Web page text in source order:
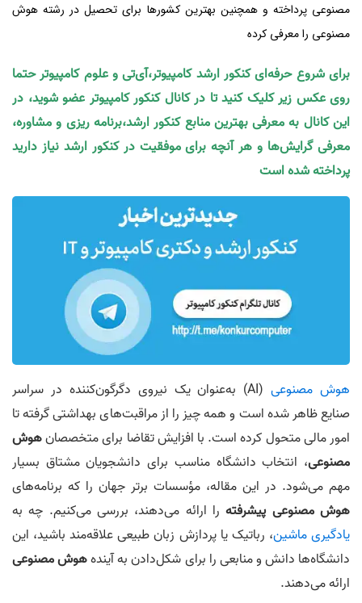
مصنوعی پرداخته و همچنین بهترین کشورها برای تحصیل در رشته هوش
مصنوعی را معرفی کرده
برای شروع حرفه‌ای کنکور ارشد کامپیوتر،آی‌تی و علوم کامپیوتر حتما
روی عکس زیر کلیک کنید تا در کانال کنکور کامپیوتر عضو شوید، در
این کانال به معرفی بهترین منابع کنکور ارشد،برنامه ریزی و مشاوره،
معرفی گرایش‌ها و هر آنچه برای موفقیت در کنکور ارشد نیاز دارید
پرداخته شده است
هوش مصنوعی
(AI) به‌عنوان یک نیروی دگرگون‌کننده در سراسر
صنایع ظاهر شده است و همه چیز را از مراقبت‌های بهداشتی گرفته تا
امور مالی متحول کرده است. با افزایش تقاضا برای متخصصانهوش
مصنوعی، انتخاب دانشگاه مناسب برای دانشجویان مشتاق بسیار
مهم می‌شود. در این مقاله، مؤسسات برتر جهان را که برنامه‌های
هوش مصنوعی پیشرفتهرا ارائه می‌دهند، بررسی می‌کنیم. چه به
یادگیری ماشین، رباتیک یا پردازش زبان طبیعی علاقه‌مند باشید، این
دانشگاه‌ها دانش و منابعی را برای شکل‌دادن به آیندههوش مصنوعی
ارائه می‌دهند.